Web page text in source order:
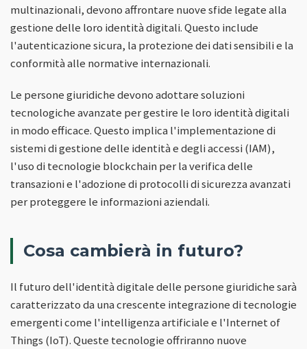
multinazionali, devono affrontare nuove sfide legate alla
gestione delle loro identità digitali. Questo include
l'autenticazione sicura, la protezione dei dati sensibili e la
conformità alle normative internazionali.
Le persone giuridiche devono adottare soluzioni
tecnologiche avanzate per gestire le loro identità digitali
in modo efficace. Questo implica l'implementazione di
sistemi di gestione delle identità e degli accessi (IAM),
l'uso di tecnologie blockchain per la verifica delle
transazioni e l'adozione di protocolli di sicurezza avanzati
per proteggere le informazioni aziendali.
Cosa cambierà in futuro?
Il futuro dell'identità digitale delle persone giuridiche sarà
caratterizzato da una crescente integrazione di tecnologie
emergenti come l'intelligenza artificiale e l'Internet of
Things (IoT). Queste tecnologie offriranno nuove